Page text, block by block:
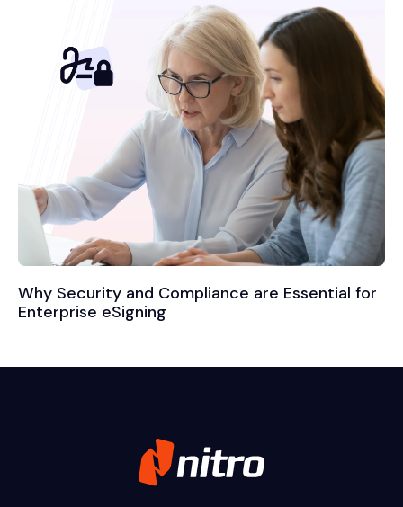
Why Security and Compliance are Essential for
Enterprise eSigning